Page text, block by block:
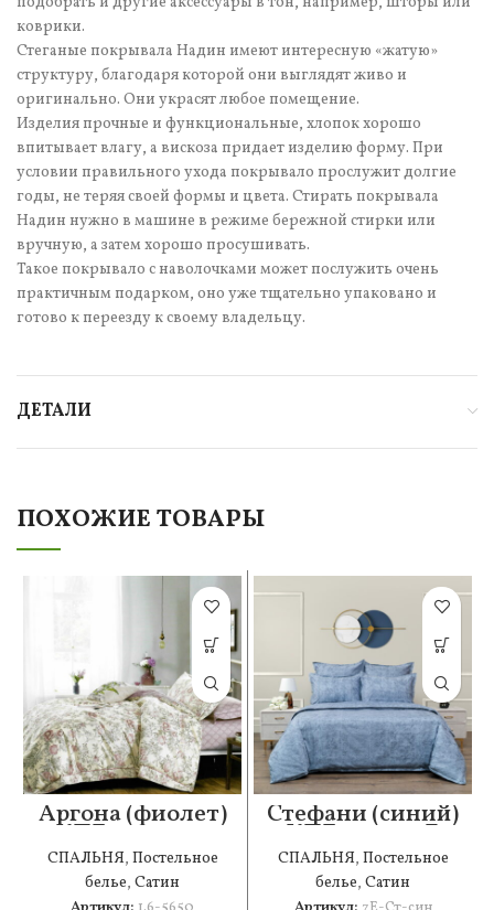
коврики.
Стеганые покрывала Надин имеют интересную «жатую»
структуру, благодаря которой они выглядят живо и
оригинально. Они украсят любое помещение.
Изделия прочные и функциональные, хлопок хорошо
впитывает влагу, а вискоза придает изделию форму. При
условии правильного ухода покрывало прослужит долгие
годы, не теряя своей формы и цвета. Стирать покрывала
Надин нужно в машине в режиме бережной стирки или
вручную, а затем хорошо просушивать.
Такое покрывало с наволочками может послужить очень
практичным подарком, оно уже тщательно упаковано и
готово к переезду к своему владельцу.
ДЕТАЛИ
ПОХОЖИЕ ТОВАРЫ
Аргона (фиолет)
КПБ сатин 1.6
СПАЛЬНЯ, Постельное
белье, Сатин
Стефани (синий)
КПБ сатин 7Е
СПАЛЬНЯ, Постельное
белье, Сатин